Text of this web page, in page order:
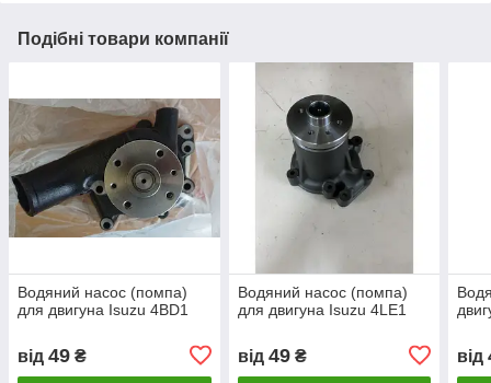
Подібні товари компанії
Водяний насос (помпа)
для двигуна Isuzu 4BD1
від 49 ₴
Водяний насос (помпа)
для двигуна Isuzu 4LE1
від 49₴ від